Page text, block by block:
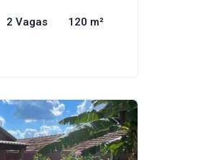
2 Vagas 120 m²